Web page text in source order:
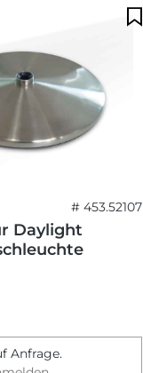
# 453.52107
Daylight
Anfrage.